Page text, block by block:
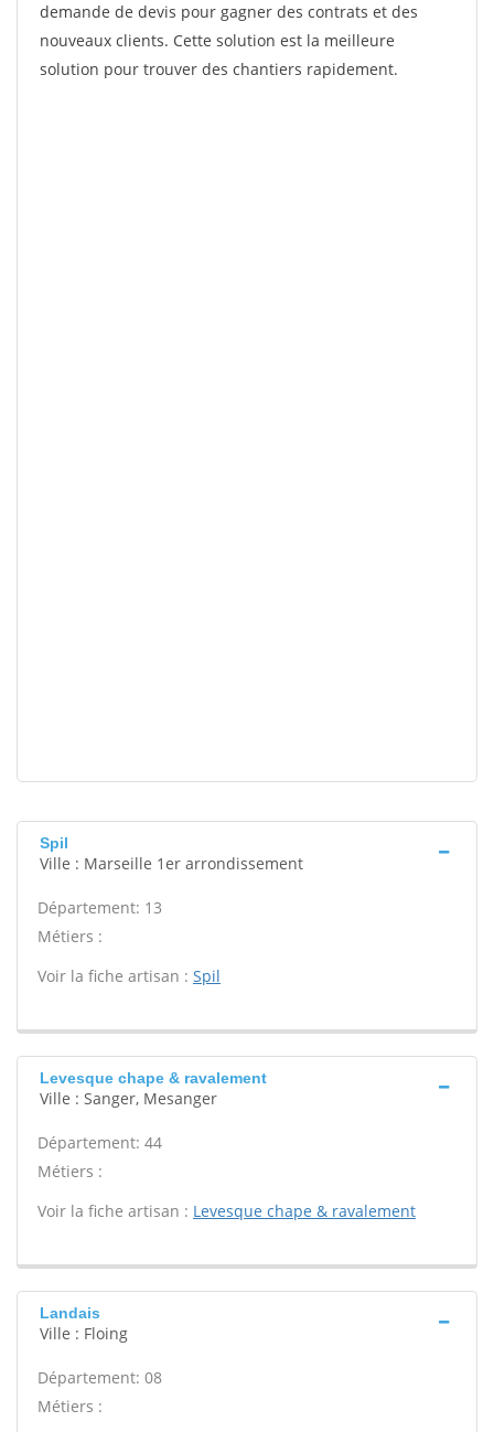
demande de devis pour gagner des contrats et des
nouveaux clients. Cette solution est la meilleure
solution pour trouver des chantiers rapidement.
Spil
Ville : Marseille 1er arrondissement
Département: 13
Métiers :
Voir la fiche artisan : Spil
Levesque chape & ravalement
Ville : Sanger, Mesanger
Département: 44
Métiers :
Voir la fiche artisan : Levesque chape & ravalement
Landais
Ville : Floing
Département: 08
Métiers :